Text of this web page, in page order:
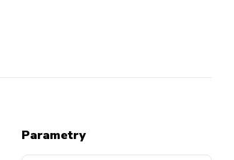
Parametry